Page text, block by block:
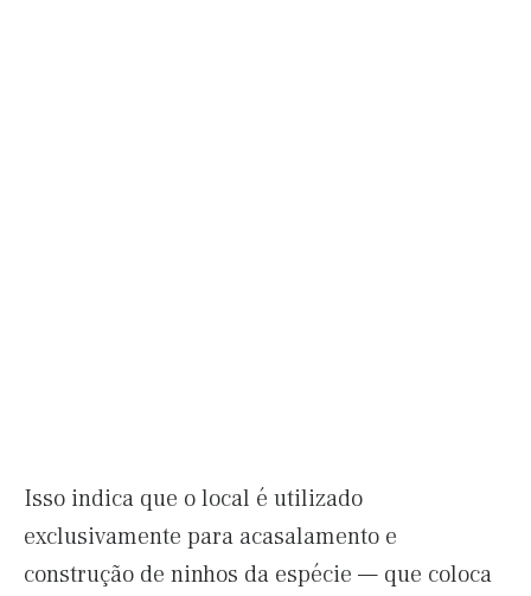
Isso indica que o local é utilizado
exclusivamente para acasalamento e
construção de ninhos da espécie — que coloca